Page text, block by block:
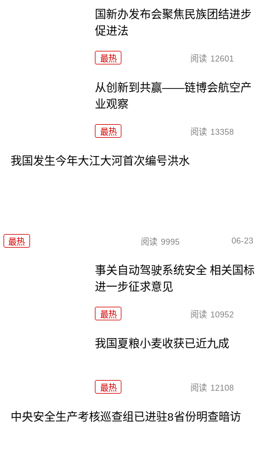
国新办发布会聚焦民族团结进步
促进法
最热 阅读 12601
从创新到共赢——链博会航空产
业观察
最热 阅读 13358
我国发生今年大江大河首次编号洪水
最热 阅读 9995 06-23
事关自动驾驶系统安全 相关国标
进一步征求意见
最热 阅读 10952
我国夏粮小麦收获已近九成
最热 阅读 12108
中央安全生产考核巡查组已进驻8省份明查暗访